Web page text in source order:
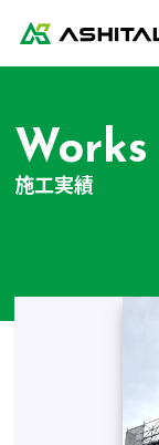
Works
施工実績